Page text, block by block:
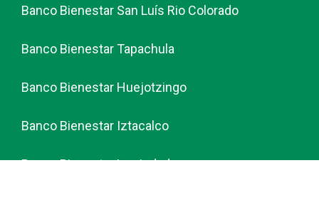
Banco Bienestar San Luís Rio Colorado
Banco Bienestar Tapachula
Banco Bienestar Huejotzingo
Banco Bienestar Iztacalco
Banco Bienestar La piedad